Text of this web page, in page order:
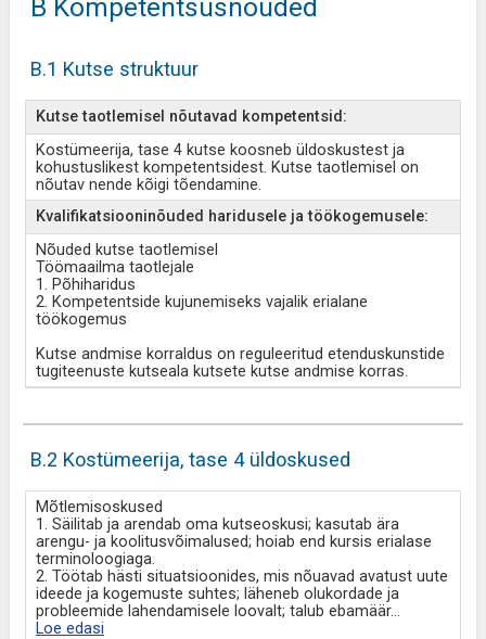
B Kompetentsusnõuded
B.1 Kutse struktuur
Kutse taotlemisel nõutavad kompetentsid:
Kostümeerija, tase 4 kutse koosneb üldoskustest ja
kohustuslikest kompetentsidest. Kutse taotlemisel on
nõutav nende kõigi tõendamine.
Kvalifikatsiooninõuded haridusele ja töökogemusele:
Nõuded kutse taotlemisel
Töömaailma taotlejale
1. Põhiharidus
2. Kompetentside kujunemiseks vajalik erialane
töökogemus
Kutse andmise korraldus on reguleeritud etenduskunstide
tugiteenuste kutseala kutsete kutse andmise korras.
B.2 Kostümeerija, tase 4 üldoskused
Mõtlemisoskused
1. Säilitab ja arendab oma kutseoskusi; kasutab ära
arengu- ja koolitusvõimalused; hoiab end kursis erialase
terminoloogiaga.
2. Töötab hästi situatsioonides, mis nõuavad avatust uute
ideede ja kogemuste suhtes; läheneb olukordade ja
probleemide lahendamisele loovalt; talub ebamäär...
Loe edasi